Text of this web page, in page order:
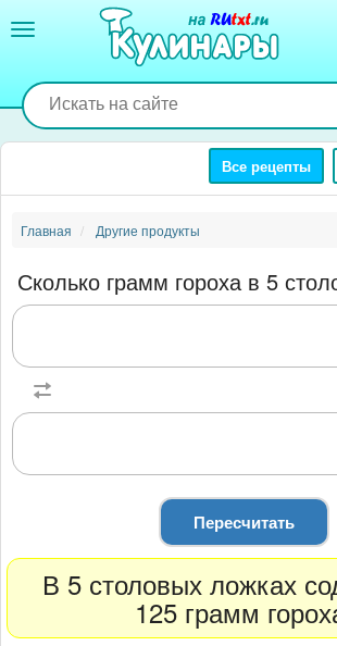
содержанию
Все рецепты
Главная Другие продукты
Сколько грамм гороха в 5
Пересчитать
В 5 столовых ложках
125 грамм